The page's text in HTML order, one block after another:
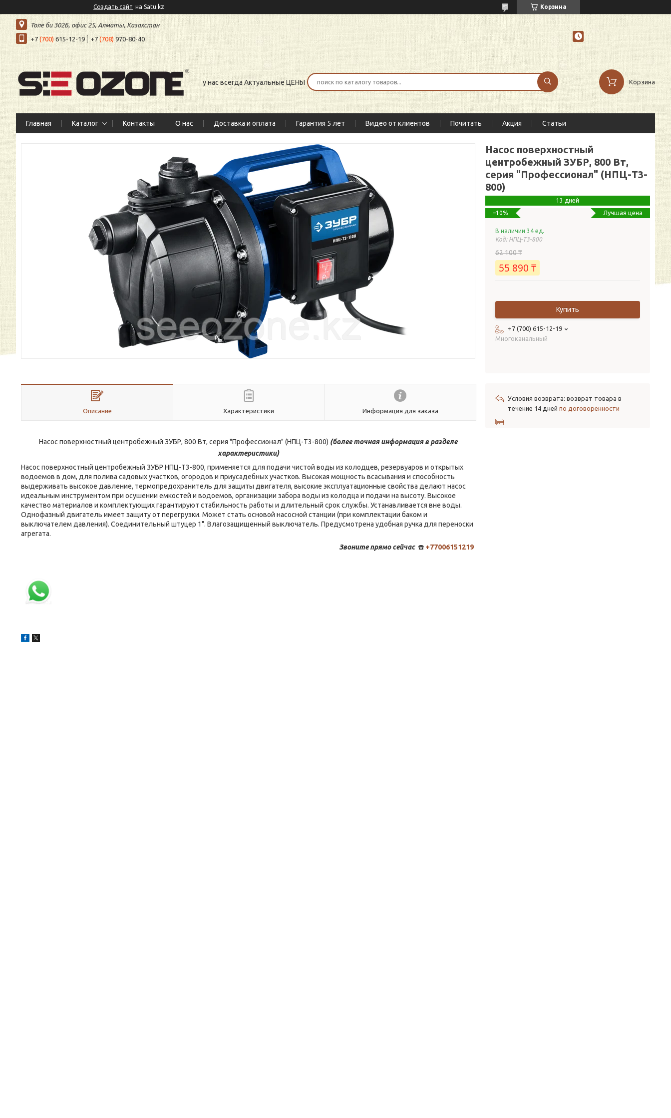
Создать сайт на Satu.kz Корзина
Толе би 302Б, офис 25, Алматы, Казахстан
+7 (700)615-12-19 +7(708) 970-80-40
у нас всегда Актуальные ЦЕНЫ Корзина
Главная Каталог Контакты О нас Доставка и оплата Гарантия 5 лет Видео от клиентов Почитать Акция Статьи
Описание Характеристики Информация для заказа
Насос поверхностный центробежный ЗУБР, 800 Вт, серия "Профессионал" (НПЦ-Т3-800) (болееточная информация в разделе
характеристики)
Насос поверхностный центробежный ЗУБР НПЦ-Т3-800, применяется для подачи чистой воды из колодцев, резервуаров и открытых
водоемов в дом, для полива садовых участков, огородов и приусадебных участков. Высокая мощность всасывания и способность
выдерживать высокое давление, термопредохранитель для защиты двигателя, высокие эксплуатационные свойства делают насос
идеальным инструментом при осушении емкостей и водоемов, организации забора воды из колодца и подачи на высоту. Высокое
качество материалов и комплектующих гарантируют стабильность работы и длительный срок службы. Устанавливается вне воды.
Однофазный двигатель имеет защиту от перегрузки. Может стать основой насосной станции (при комплектации баком и
выключателем давления). Соединительный штуцер 1". Влагозащищенный выключатель. Предусмотрена удобная ручка для переноски
агрегата.
Звоните прямо сейчас ☎️ +77006151219
Насос поверхностный
центробежный ЗУБР, 800 Вт,
серия "Профессионал" (НПЦ-Т3-
800)
Лучшая цена
13 дней
–10%
В наличии 34 ед.
Код: НПЦ-Т3-800
62 100 ₸
55 890 ₸
Купить
+7 (700) 615-12-19
Многоканальный
возврат товара в
течение 14 дней по договоренности